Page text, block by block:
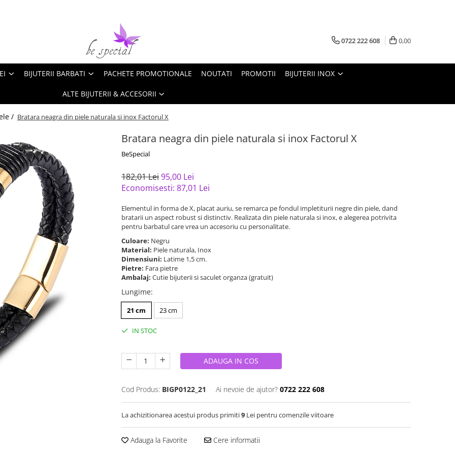
0722 222 608 0,00
BIJUTERII BARBATI PACHETE PROMOTIONALE NOUTATI PROMOTII BIJUTERII INOX
ALTE BIJUTERII & ACCESORII
/ Bratara neagra din piele naturala si inox Factorul X
Bratara neagra din piele naturala si inox Factorul X
BeSpecial
182,01 Lei95,00 Lei
Economisesti: 87,01 Lei
Elementul in forma de X, placat auriu, se remarca pe fondul impletiturii negre din piele, dand
bratarii un aspect robust si distinctiv. Realizata din piele naturala si inox, e alegerea potrivita
pentru barbatul care vrea un accesoriu cu personalitate.
Culoare: Negru
Material: Piele naturala, Inox
Dimensiuni: Latime 1,5 cm.
Pietre: Fara pietre
Ambalaj: Cutie bijuterii si saculet organza (gratuit)
Lungime:
21 cm 23 cm
IN STOC
ADAUGA IN COS
Cod Produs: BIGP0122_21 Ai nevoie de ajutor? 0722 222 608
La achizitionarea acestui produs primiti9 Lei pentru comenzile viitoare
Adauga la Favorite Cere informatii